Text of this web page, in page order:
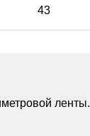
43
ленты.